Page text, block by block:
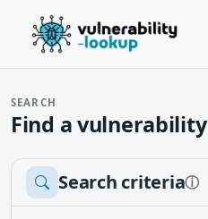
SEARCH
Find a vulnerability
Search criteriaⓘ